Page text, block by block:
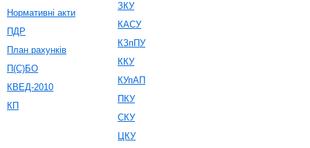
Нормативні акти
ПДР
План рахунків
П(С)БО
КВЕД-2010
КП
ЗКУ
КАСУ
КЗпПУ
ККУ
КУпАП
ПКУ
СКУ
ЦКУ